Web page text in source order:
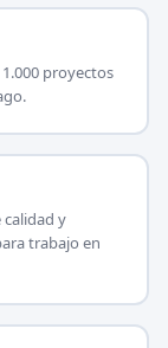
proyectos
y
trabajo en